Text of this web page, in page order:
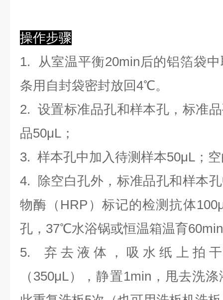
操作步骤
1. 从室温平衡20min后的铝箔袋
条用自封袋密封放回4℃。
2. 设置标准品孔和样本孔，标准
品50μL；
3. 样本孔中加 入待测样本50μL；
4.
除空白孔外，标准品孔和样本
物酶（HRP）标记的检测抗体
孔，37℃水浴锅或恒温箱温育
5. 弃去液体，吸水纸上拍
（350μL）
，静置1min，甩去洗